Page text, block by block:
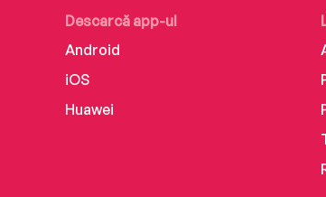
Descarcă app-ul
Android
iOS
Huawei